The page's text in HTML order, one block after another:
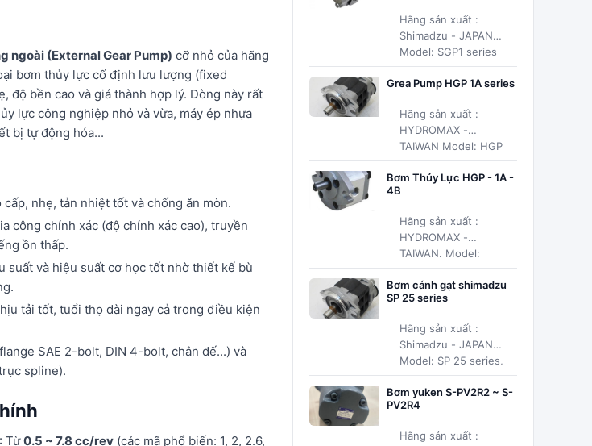
ngoài (External Gear Pump) cỡ nhỏ của hãng
bơm thủy lực cố định lưu lượng (fixed
độ bền cao và giá thành hợp lý. Dòng này rất
lực công nghiệp nhỏ và vừa, máy ép nhựa
bị tự động hóa...
cấp, nhẹ, tản nhiệt tốt và chống ăn mòn.
công chính xác (độ chính xác cao), truyền
ồn thấp.
suất và hiệu suất cơ học tốt nhờ thiết kế bù
tải tốt, tuổi thọ dài ngay cả trong điều kiện
SAE 2-bolt, DIN 4-bolt, chân đế...) và
spline).
: Từ0.5 ~ 7.8 cc/rev (các mã phổ biến: 1, 2, 2.6,
Hãng sản xuất :
Shimadzu - JAPAN
Model: SGP1 series
Grea Pump HGP 1A series
Hãng sản xuất :
HYDROMAX -
TAIWAN Model: HGP
series
Bơm Thủy Lực HGP - 1A -
4B
Hãng sản xuất :
HYDROMAX -
TAIWAN. Model:
HGP - 1A - 4B
Bơm cánh gạt shimadzu
SP 25 series
Hãng sản xuất :
Shimadzu - JAPAN
Model: SP 25 series,
SP 30 series
Bơm yuken S-PV2R2 ~ S-
PV2R4
Hãng sản xuất :